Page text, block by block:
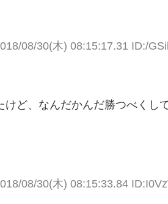
08/30(木) 08:15:17.31 ID:/
けど、なんだかんだ勝つべくし
08/30(木) 08:15:33.84